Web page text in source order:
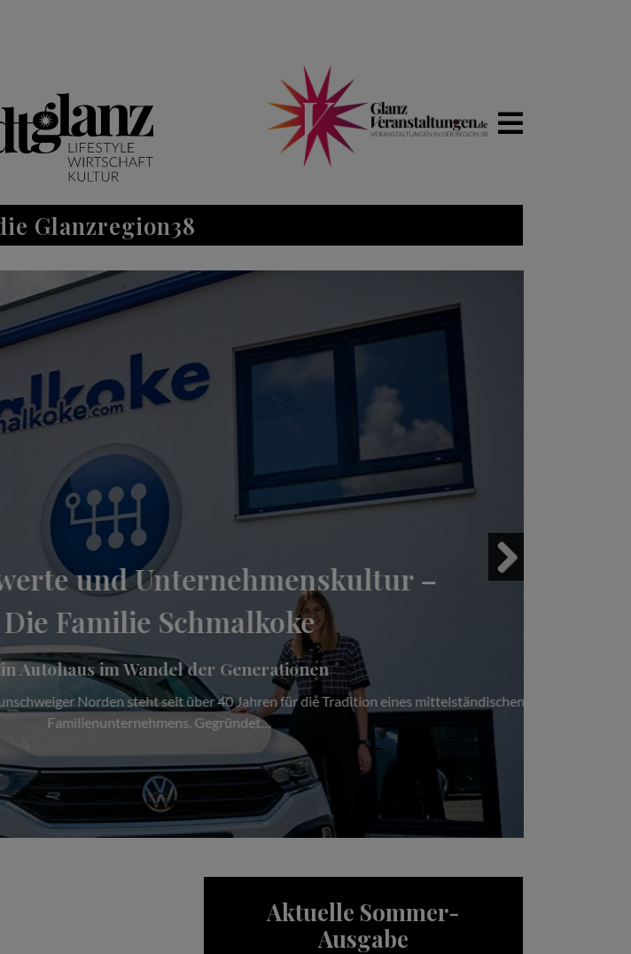
Glanzregion38
Unternehmenskultur –
Schmalkoke
Wandel der Generationen
steht seit über 40 Jahren für die Tradition eines mittelständischen
Gegründet…
Aktuelle Sommer-
Ausgabe